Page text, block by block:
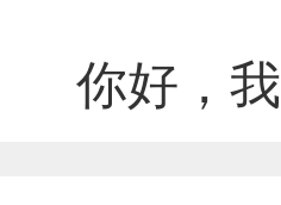
你好，